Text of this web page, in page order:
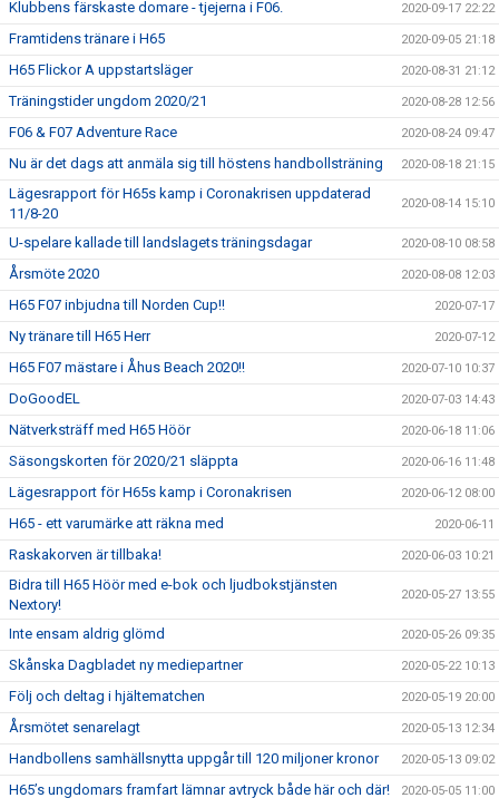
Klubbens färskaste domare - tjejerna i F06. 2020-09-17 22:22
Framtidens tränare i H65 2020-09-05 21:18
H65 Flickor A uppstartsläger 2020-08-31 21:12
Träningstider ungdom 2020/21 2020-08-28 12:56
F06 & F07 Adventure Race 2020-08-24 09:47
Nu är det dags att anmäla sig till höstens handbollsträning 2020-08-18 21:15
Lägesrapport för H65s kamp i Coronakrisen uppdaterad
11/8-20
2020-08-14 15:10
U-spelare kallade till landslagets träningsdagar 2020-08-10 08:58
Årsmöte 2020 2020-08-08 12:03
H65 F07 inbjudna till Norden Cup!! 2020-07-17
Ny tränare till H65 Herr 2020-07-12
H65 F07 mästare i Åhus Beach 2020!! 2020-07-10 10:37
DoGoodEL 2020-07-03 14:43
Nätverksträff med H65 Höör 2020-06-18 11:06
Säsongskorten för 2020/21 släppta 2020-06-16 11:48
Lägesrapport för H65s kamp i Coronakrisen 2020-06-12 08:00
H65 - ett varumärke att räkna med 2020-06-11
Raskakorven är tillbaka! 2020-06-03 10:21
Bidra till H65 Höör med e-bok och ljudbokstjänsten
Nextory!
2020-05-27 13:55
Inte ensam aldrig glömd 2020-05-26 09:35
Skånska Dagbladet ny mediepartner 2020-05-22 10:13
Följ och deltag i hjältematchen 2020-05-19 20:00
Årsmötet senarelagt 2020-05-13 12:34
Handbollens samhällsnytta uppgår till 120 miljoner kronor 2020-05-13 09:02
H65’s ungdomars framfart lämnar avtryck både här och där! 2020-05-05 11:00